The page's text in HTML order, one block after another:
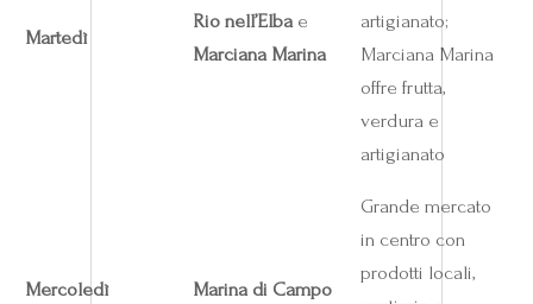
Martedì
Rio nell’Elbae
Marciana Marina
artigianato;
Marciana Marina
offre frutta,
verdura e
artigianato
Mercoledì Marina di Campo
Grande mercato
in centro con
prodotti locali,